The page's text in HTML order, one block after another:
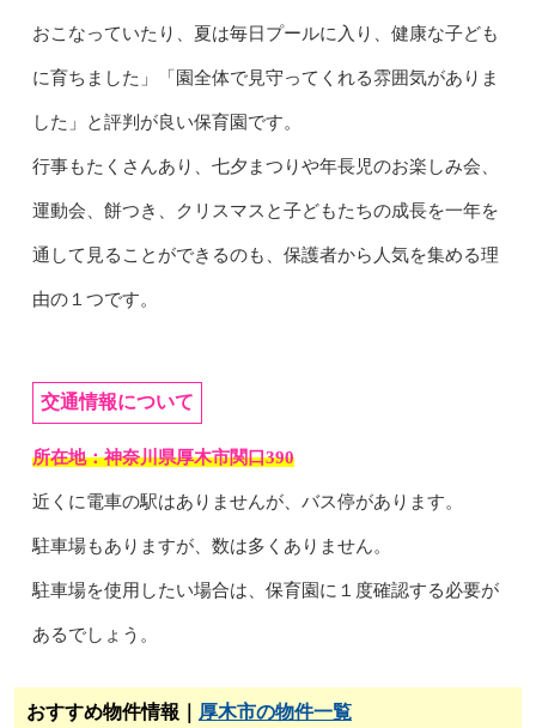
おこなっていたり、夏は毎日プールに入り、健康な子ども
に育ちました」「園全体で見守ってくれる雰囲気がありま
した」と評判が良い保育園です。
行事もたくさんあり、七夕まつりや年長児のお楽しみ会、
運動会、餅つき、クリスマスと子どもたちの成長を一年を
通して見ることができるのも、保護者から人気を集める理
由の１つです。
交通情報について
所在地：神奈川県厚木市関口390
近くに電車の駅はありませんが、バス停があります。
駐車場もありますが、数は多くありません。
駐車場を使用したい場合は、保育園に１度確認する必要が
あるでしょう。
おすすめ物件情報｜ 厚木市の物件一覧